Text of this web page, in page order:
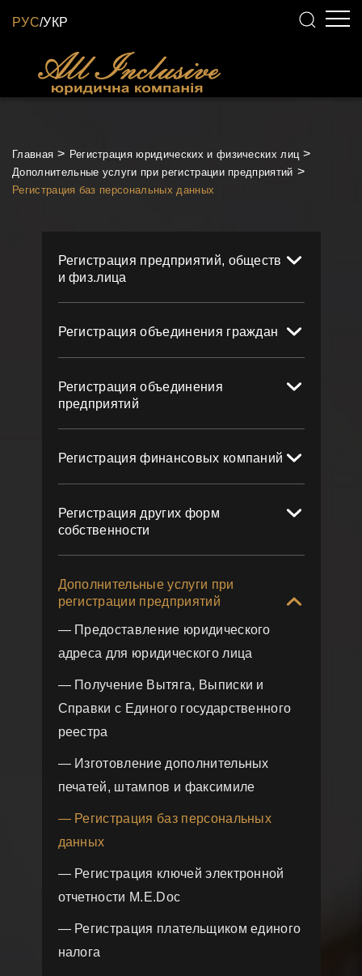
РУС/УКР
Главная
Регистрация юридических и физических лиц
Дополнительные услуги при регистрации предприятий
Регистрация баз персональных данных
Регистрация предприятий, обществ
и физ.лица
Регистрация объединения граждан
Регистрация объединения
предприятий
Регистрация финансовых компаний
Регистрация других форм
собственности
Дополнительные услуги при
регистрации предприятий
— Предоставление юридического
адреса для юридического лица
— Получение Вытяга, Выписки и
Справки с Единого государственного
реестра
— Изготовление дополнительных
печатей, штампов и факсимиле
— Регистрация баз персональных
данных
— Регистрация ключей электронной
отчетности M.E.Doc
— Регистрация плательщиком единого
налога